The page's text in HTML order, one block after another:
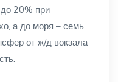
20% при
а до моря – семь
от ж/д вокзала